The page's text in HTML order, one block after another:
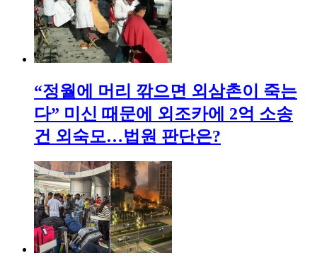
“정월에 머리 깎으면 외삼촌이 죽는
다” 미신 때문에 외조카에 2억 소송
건 외숙모…법원 판단은?